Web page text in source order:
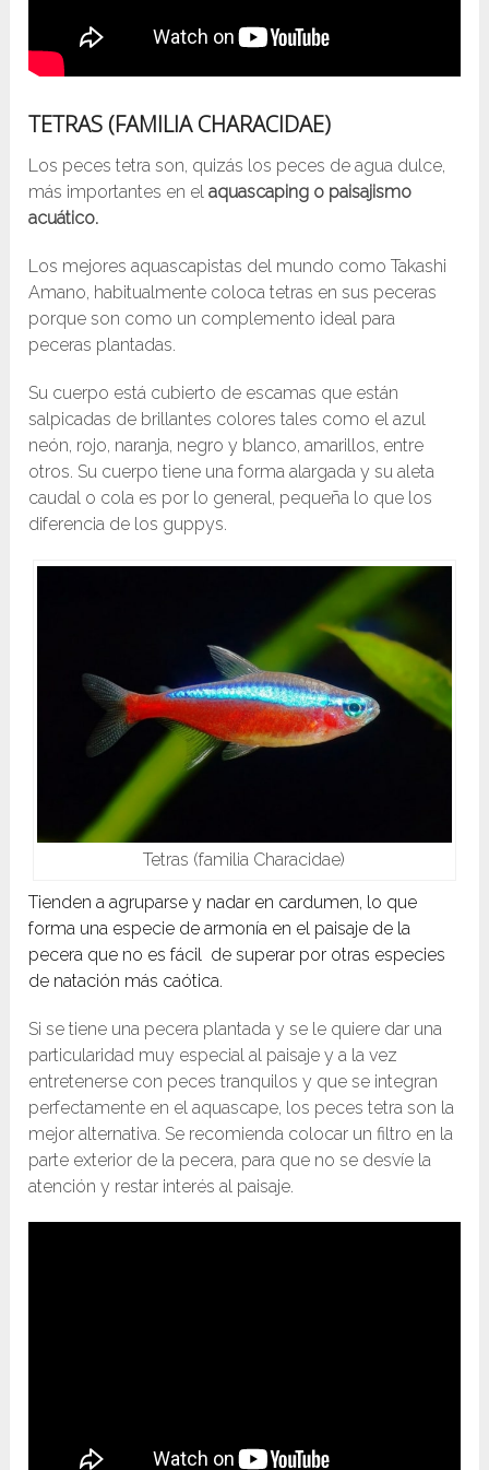
TETRAS (FAMILIA CHARACIDAE)
Los peces tetra son, quizás los peces de agua dulce,
más importantes en elaquascaping o paisajismo
acuático.
Los mejores aquascapistas del mundo como Takashi
Amano, habitualmente coloca tetras en sus peceras
porque son como un complemento ideal para
peceras plantadas.
Su cuerpo está cubierto de escamas que están
salpicadas de brillantes colores tales como el azul
neón, rojo, naranja, negro y blanco, amarillos, entre
otros. Su cuerpo tiene una forma alargada y su aleta
caudal o cola es por lo general, pequeña lo que los
diferencia de los guppys.
Tetras (familia Characidae)
Tienden a agruparse y nadar en cardumen, lo que
forma una especie de armonía en el paisaje de la
pecera que no es fácil de superar por otras especies
de natación más caótica.
Si se tiene una pecera plantada y se le quiere dar una
particularidad muy especial al paisaje y a la vez
entretenerse con peces tranquilos y que se integran
perfectamente en el aquascape, los peces tetra son la
mejor alternativa. Se recomienda colocar un filtro en la
parte exterior de la pecera, para que no se desvíe la
atención y restar interés al paisaje.